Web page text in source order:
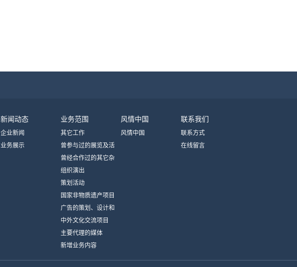
新闻动态
企业新闻
业务展示
业务范围
其它工作
曾参与过的展览及活
动
曾经合作过的其它杂
志媒体
组织演出
策划活动
国家非物质遗产项目
广告的策划、设计和
制作
中外文化交流项目
主要代理的媒体
新增业务内容
风情中国
风情中国
联系我们
联系方式
在线留言